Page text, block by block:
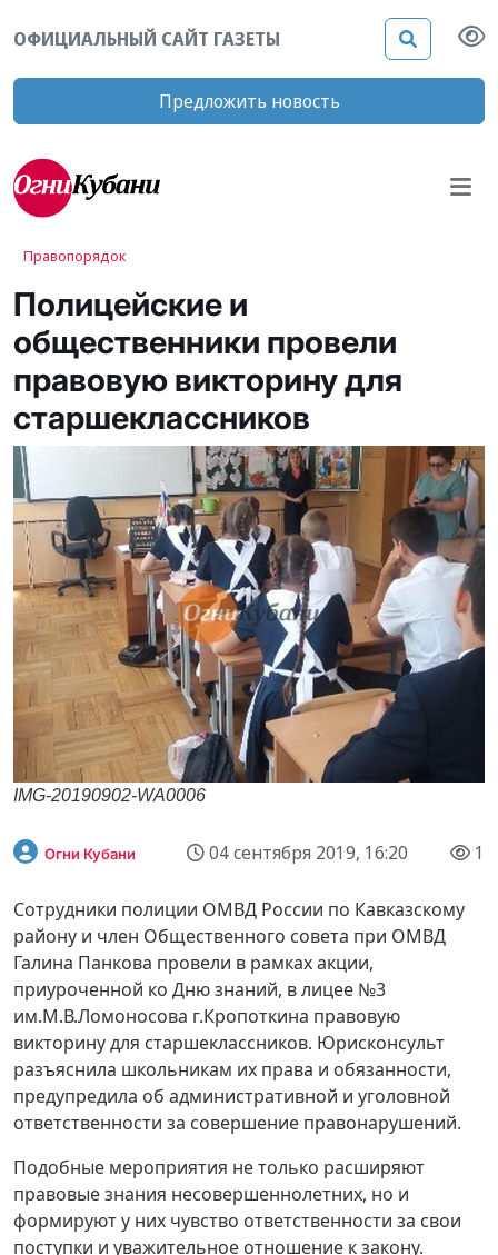
ОФИЦИАЛЬНЫЙ САЙТ ГАЗЕТЫ
Предложить новость
Правопорядок
Полицейские и
общественники провели
правовую викторину для
старшеклассников
IMG-20190902-WA0006
Огни Кубани 04 сентября 2019, 16:20 1
Сотрудники полиции ОМВД России по Кавказскому
району и член Общественного совета при ОМВД
Галина Панкова провели в рамках акции,
приуроченной ко Дню знаний, в лицее №3
им.М.В.Ломоносова г.Кропоткина правовую
викторину для старшеклассников. Юрисконсульт
разъяснила школьникам их права и обязанности,
предупредила об административной и уголовной
ответственности за совершение правонарушений.
Подобные мероприятия не только расширяют
правовые знания несовершеннолетних, но и
формируют у них чувство ответственности за свои
поступки и уважительное отношение к закону.